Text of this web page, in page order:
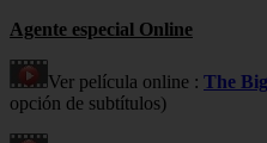
Agente especial Online
Ver película online : The
opción de subtítulos)